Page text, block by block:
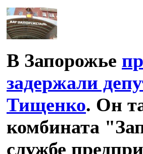
В Запорожье
задержали
Тищенко. Он
комбината
службе